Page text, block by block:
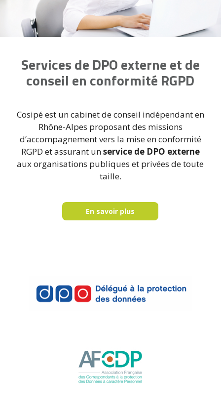
Services de DPO externe et de
conseil en conformité RGPD
Cosipé est un cabinet de conseil indépendant en
Rhône-Alpes proposant des missions
d’accompagnement vers la mise en conformité
RGPD et assurant unservice de DPO externe
aux organisations publiques et privées de toute
taille.
En savoir plus